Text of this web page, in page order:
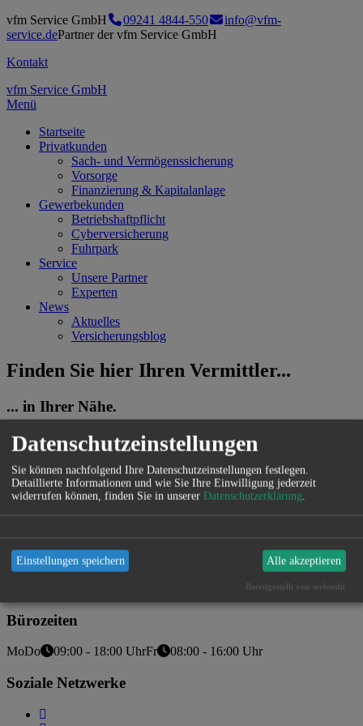
vfm Service GmbH 09241 4844-550
info@vfm-
service.dePartner der vfm Service GmbH
Kontakt
vfm Service GmbH
Menü
Startseite
Privatkunden
Sach- und Vermögenssicherung
Vorsorge
Finanzierung & Kapitalanlage
Gewerbekunden
Betriebshaftpflicht
Cyberversicherung
Fuhrpark
Service
Unsere Partner
Experten
News
Aktuelles
Versicherungsblog
Finden Sie hier Ihren Vermittler...
... in Ihrer Nähe.
Mit Eingabe einer Postleitzahl, Ortes oder eines Maklernamens
finden Sie hier die Kontaktdaten Ihres Vermittler.
Kontakt
Schmiedpeunt 1
91257Pegnitz
www.vfm-service.de
Bürozeiten
MoDo 09:00 - 18:00 UhrFr 08:00 - 16:00 Uhr
Soziale Netzwerke
Datenschutzeinstellungen
Sie können nachfolgend Ihre Datenschutzeinstellungen festlegen.
Detaillierte Informationen und wie Sie Ihre Einwilligung jederzeit
widerrufen können, finden Sie in unserer Datenschutzerklärung.
Einstellungen speichern Alle akzeptieren
Bereitgestellt von websedit